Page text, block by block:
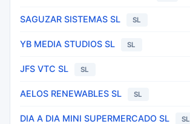
SAGUZAR SISTEMAS SL SL
YB MEDIA STUDIOS SL SL
JFS VTC SL SL
AELOS RENEWABLES SL SL
DIA A DIA MINI SUPERMERCADO SL SL